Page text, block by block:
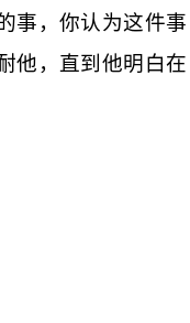
事，你认为这件事
他，直到他明白在